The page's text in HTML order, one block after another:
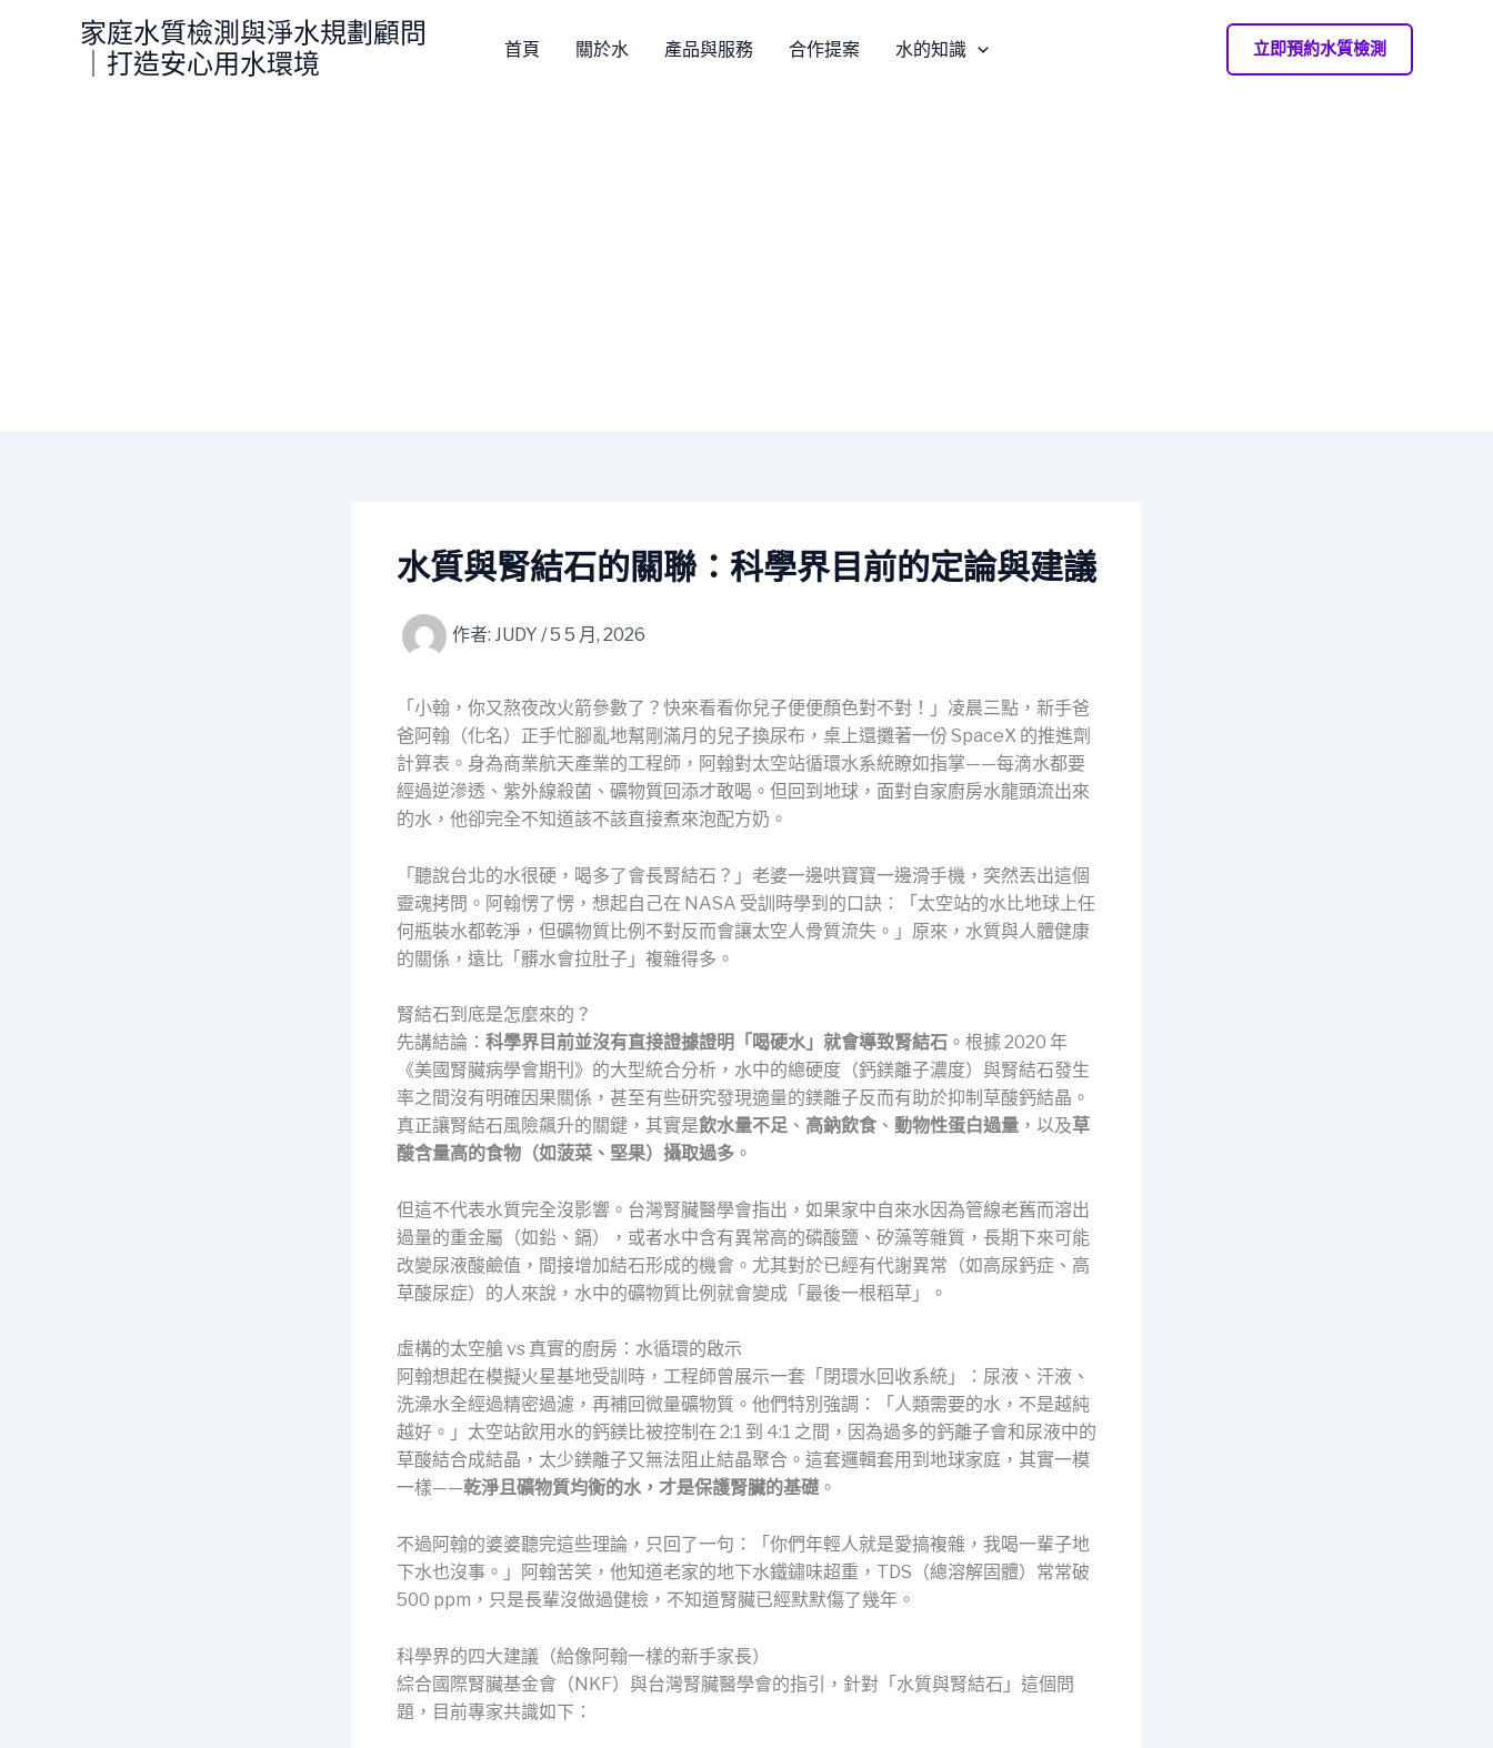
家庭水質檢測與淨水規劃顧問
｜打造安心用水環境
首頁 關於水 產品與服務 合作提案 水的知識 立即預約水質檢測
水質與腎結石的關聯：科學界目前的定論與建議
作者: JUDY /5 5 月, 2026
「小翰，你又熬夜改火箭參數了？快來看看你兒子便便顏色對不對！」凌晨三點，新手爸
爸阿翰（化名）正手忙腳亂地幫剛滿月的兒子換尿布，桌上還攤著一份 SpaceX 的推進劑
計算表。身為商業航天產業的工程師，阿翰對太空站循環水系統瞭如指掌——每滴水都要
經過逆滲透、紫外線殺菌、礦物質回添才敢喝。但回到地球，面對自家廚房水龍頭流出來
的水，他卻完全不知道該不該直接煮來泡配方奶。
「聽說台北的水很硬，喝多了會長腎結石？」老婆一邊哄寶寶一邊滑手機，突然丟出這個
靈魂拷問。阿翰愣了愣，想起自己在 NASA 受訓時學到的口訣：「太空站的水比地球上任
何瓶裝水都乾淨，但礦物質比例不對反而會讓太空人骨質流失。」原來，水質與人體健康
的關係，遠比「髒水會拉肚子」複雜得多。
腎結石到底是怎麼來的？
先講結論： 科學界目前並沒有直接證據證明「喝硬水」就會導致腎結石 。根據 2020 年
《美國腎臟病學會期刊》的大型統合分析，水中的總硬度（鈣鎂離子濃度）與腎結石發生
率之間沒有明確因果關係，甚至有些研究發現適量的鎂離子反而有助於抑制草酸鈣結晶。
真正讓腎結石風險飆升的關鍵，其實是飲水量不足 、 高鈉飲食 、 動物性蛋白過量 ，以及草
酸含量高的食物（如菠菜、堅果）攝取過多 。
但這不代表水質完全沒影響。台灣腎臟醫學會指出，如果家中自來水因為管線老舊而溶出
過量的重金屬（如鉛、鎘），或者水中含有異常高的磷酸鹽、矽藻等雜質，長期下來可能
改變尿液酸鹼值，間接增加結石形成的機會。尤其對於已經有代謝異常（如高尿鈣症、高
草酸尿症）的人來說，水中的礦物質比例就會變成「最後一根稻草」。
虛構的太空艙 vs 真實的廚房：水循環的啟示
阿翰想起在模擬火星基地受訓時，工程師曾展示一套「閉環水回收系統」：尿液、汗液、
洗澡水全經過精密過濾，再補回微量礦物質。他們特別強調：「人類需要的水，不是越純
越好。」太空站飲用水的鈣鎂比被控制在 2:1 到 4:1 之間，因為過多的鈣離子會和尿液中的
草酸結合成結晶，太少鎂離子又無法阻止結晶聚合。這套邏輯套用到地球家庭，其實一模
一樣——乾淨且礦物質均衡的水，才是保護腎臟的基礎 。
不過阿翰的婆婆聽完這些理論，只回了一句：「你們年輕人就是愛搞複雜，我喝一輩子地
下水也沒事。」阿翰苦笑，他知道老家的地下水鐵鏽味超重，TDS（總溶解固體）常常破
500 ppm，只是長輩沒做過健檢，不知道腎臟已經默默傷了幾年。
科學界的四大建議（給像阿翰一樣的新手家長）
綜合國際腎臟基金會（NKF）與台灣腎臟醫學會的指引，針對「水質與腎結石」這個問
題，目前專家共識如下：